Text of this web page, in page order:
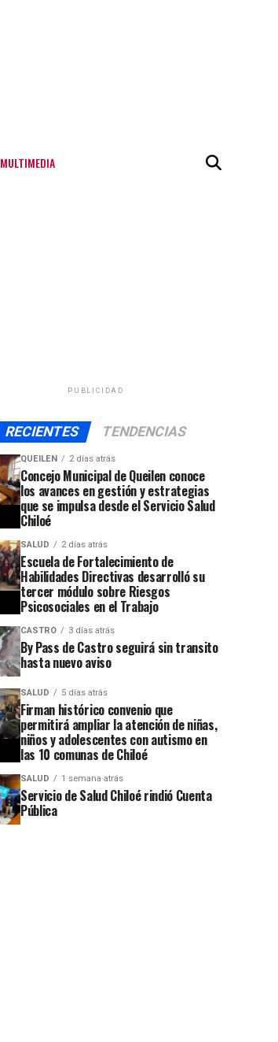
MULTIMEDIA
PUBLICIDAD
RECIENTES TENDENCIAS
QUEILEN 2 días atrás
Concejo Municipal de Queilen conoce
los avances en gestión y estrategias
que se impulsa desde el Servicio Salud
Chiloé
SALUD 2 días atrás
Escuela de Fortalecimiento de
Habilidades Directivas desarrolló su
tercer módulo sobre Riesgos
Psicosociales en el Trabajo
CASTRO 3 días atrás
By Pass de Castro seguirá sin transito
hasta nuevo aviso
SALUD 5 días atrás
Firman histórico convenio que
permitirá ampliar la atención de niñas,
niños y adolescentes con autismo en
las 10 comunas de Chiloé
SALUD 1 semana atrás
Servicio de Salud Chiloé rindió Cuenta
Pública